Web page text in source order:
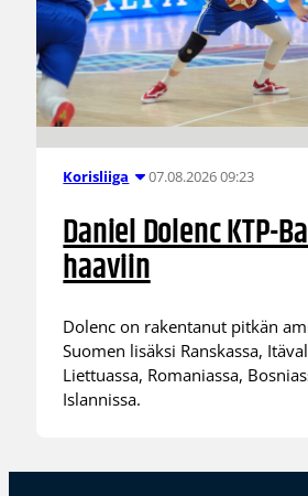
Korisliiga 07.08.2026 09:23
Daniel Dolenc KTP-
haaviin
Dolenc on rakentanut pitkän
Suomen lisäksi Ranskassa,
Liettuassa, Romaniassa,
Islannissa.